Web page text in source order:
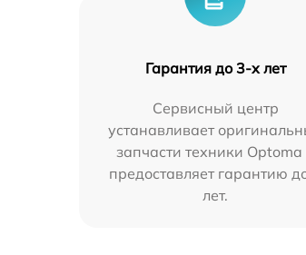
Гарантия до 3-х лет
Сервисный центр
устанавливает
запчасти техники Optoma
предоставляет гарантию
лет.